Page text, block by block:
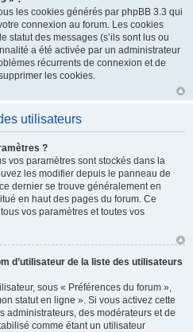
les cookies générés par phpBB 3.3 qui
connexion au forum. Les cookies
statut des messages (s’ils sont lus ou
a été activée par un administrateur
récurrents de connexion et de
les cookies.
utilisateurs
?
vos paramètres sont stockés dans la
les modifier depuis le panneau de
dernier se trouve généralement en
en haut des pages du forum. Ce
vos paramètres et toutes vos
d’utilisateur de la liste des utilisateurs
sous « Préférences du forum »,
statut en ligne ». Si vous activez cette
administrateurs, des modérateurs et de
comme étant un utilisateur